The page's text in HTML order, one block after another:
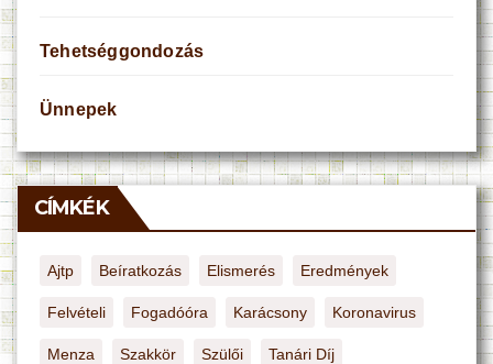
Tehetséggondozás
Ünnepek
CÍMKÉK
Ajtp Beíratkozás Elismerés Eredmények
Felvételi Fogadóóra Karácsony Koronavirus
Menza Szakkör Szülői Tanári Díj